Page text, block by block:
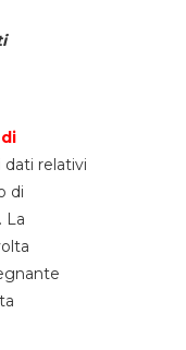
relativi
di
La